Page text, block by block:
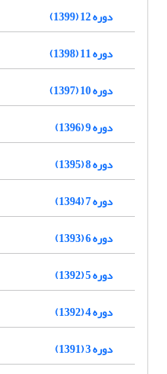
دوره 12 (1399)
دوره 11 (1398)
دوره 10 (1397)
دوره 9 (1396)
دوره 8 (1395)
دوره 7 (1394)
دوره 6 (1393)
دوره 5 (1392)
دوره 4 (1392)
دوره 3 (1391)